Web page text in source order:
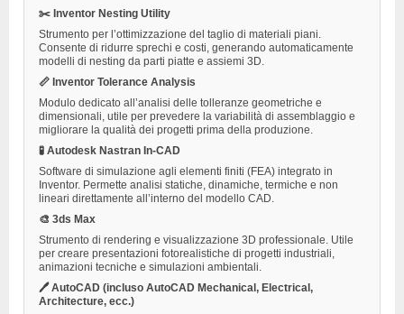
✂️ Inventor Nesting Utility
Strumento per l’ottimizzazione del taglio di materiali piani.
Consente di ridurre sprechi e costi, generando automaticamente
modelli di nesting da parti piatte e assiemi 3D.
📏 Inventor Tolerance Analysis
Modulo dedicato all’analisi delle tolleranze geometriche e
dimensionali, utile per prevedere la variabilità di assemblaggio e
migliorare la qualità dei progetti prima della produzione.
🧪 Autodesk Nastran In-CAD
Software di simulazione agli elementi finiti (FEA) integrato in
Inventor. Permette analisi statiche, dinamiche, termiche e non
lineari direttamente all’interno del modello CAD.
🎨 3ds Max
Strumento di rendering e visualizzazione 3D professionale. Utile
per creare presentazioni fotorealistiche di progetti industriali,
animazioni tecniche e simulazioni ambientali.
🖊 AutoCAD (incluso AutoCAD Mechanical, Electrical,
Architecture, ecc.)